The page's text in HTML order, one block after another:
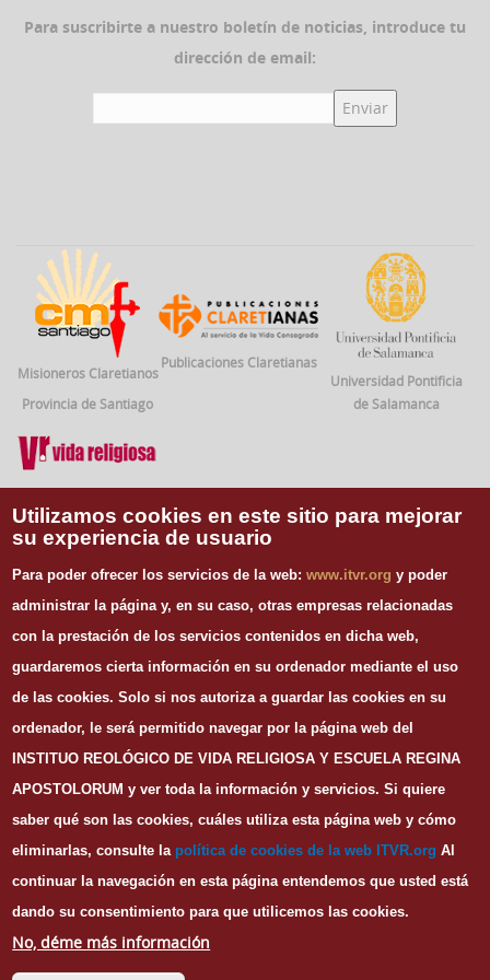
Para suscribirte a nuestro boletín de noticias, introduce tu
dirección de email:
Misioneros Claretianos
Provincia de Santiago
Publicaciones Claretianas
Universidad Pontificia
de Salamanca
Vida Religiosa
Instituto Teológico de Vida Religiosa
Escuela Regina Apostolorum
28008 Madrid
Tel. 91 540 12 73
Whatsapp: 626 278 077
email.secretaria@itvr.org
Lunes a Viernes: 10h-14h y 16:30h-20:30h
© CopyrightITVR2016
Portada
Nosotros
Utilizamos cookies en este sitio para mejorar
su experiencia de usuario
Para poder ofrecer los servicios de la web:www.itvr.org y poder
administrar la página y, en su caso, otras empresas relacionadas
con la prestación de los servicios contenidos en dicha web,
guardaremos cierta información en su ordenador mediante el uso
de las cookies. Solo si nos autoriza a guardar las cookies en su
ordenador, le será permitido navegar por la página web del
INSTITUO REOLÓGICO DE VIDA RELIGIOSA Y ESCUELA REGINA
APOSTOLORUM y ver toda la información y servicios. Si quiere
saber qué son las cookies, cuáles utiliza esta página web y cómo
eliminarlas, consulte la política de cookies de la web ITVR.org Al
continuar la navegación en esta página entendemos que usted está
dando su consentimiento para que utilicemos las cookies.
No, déme más información